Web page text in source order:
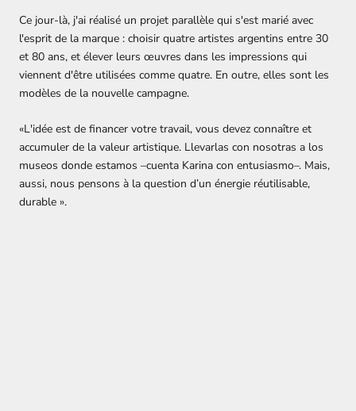
Ce jour-là, j'ai réalisé un projet parallèle qui s'est marié avec
l'esprit de la marque : choisir quatre artistes argentins entre 30
et 80 ans, et élever leurs œuvres dans les impressions qui
viennent d'être utilisées comme quatre. En outre, elles sont les
modèles de la nouvelle campagne.
«L'idée est de financer votre travail, vous devez connaître et
accumuler de la valeur artistique. Llevarlas con nosotras a los
museos donde estamos –cuenta Karina con entusiasmo–. Mais,
aussi, nous pensons à la question d’un énergie réutilisable,
durable ».